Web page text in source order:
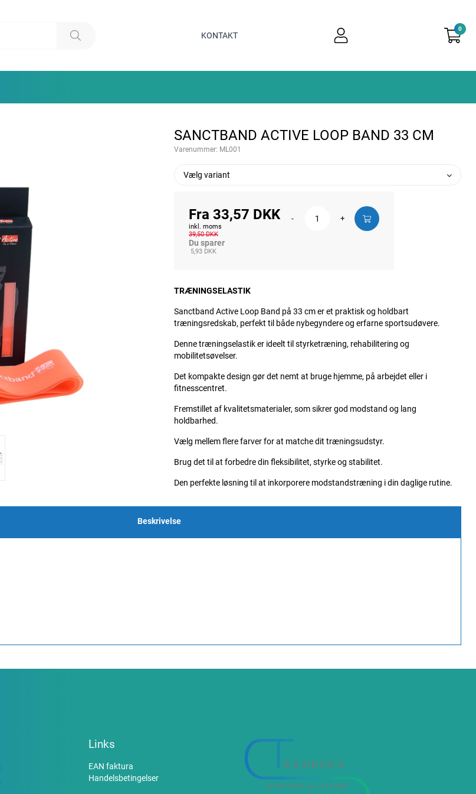
KONTAKT
0
SANCTBAND ACTIVE LOOP BAND 33 CM
Varenummer: ML001
Vælg variant
Fra 33,57 DKK
inkl. moms
39,50 DKK
Du sparer
5,93 DKK
- +
TRÆNINGSELASTIK
Sanctband Active Loop Band på 33 cm er et praktisk og holdbart
træningsredskab, perfekt til både nybegyndere og erfarne sportsudøvere.
Denne træningselastik er ideelt til styrketræning, rehabilitering og
mobilitetsøvelser.
Det kompakte design gør det nemt at bruge hjemme, på arbejdet eller i
fitnesscentret.
Fremstillet af kvalitetsmaterialer, som sikrer god modstand og lang
holdbarhed.
Vælg mellem flere farver for at matche dit træningsudstyr.
Brug det til at forbedre din fleksibilitet, styrke og stabilitet.
Den perfekte løsning til at inkorporere modstandstræning i din daglige rutine.
Beskrivelse
Links
EAN faktura
Handelsbetingelser